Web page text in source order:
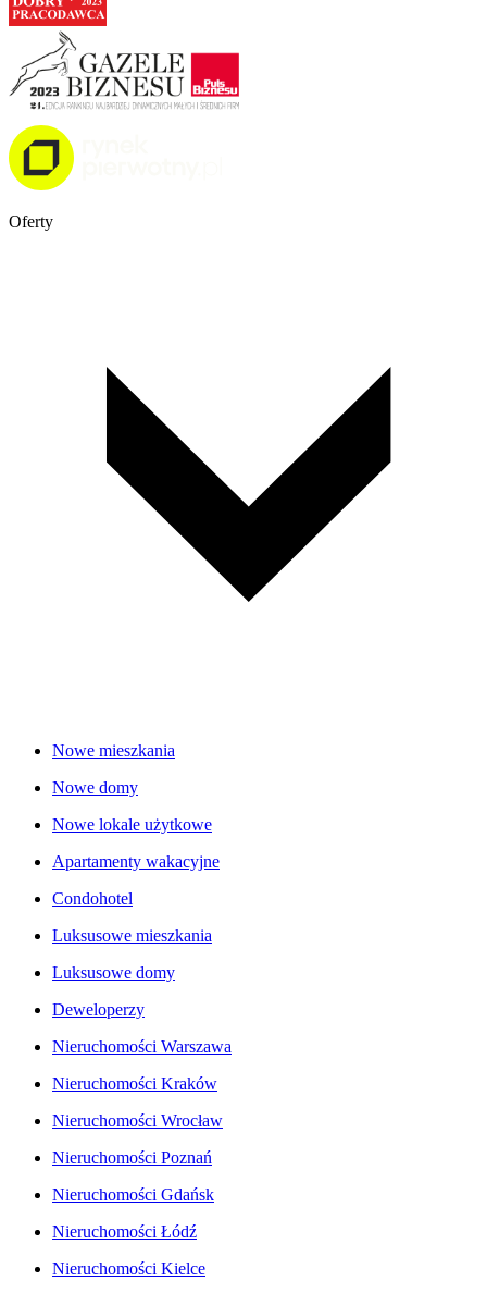
Oferty
Nowe mieszkania
Nowe domy
Nowe lokale użytkowe
Apartamenty wakacyjne
Condohotel
Luksusowe mieszkania
Luksusowe domy
Deweloperzy
Nieruchomości Warszawa
Nieruchomości Kraków
Nieruchomości Wrocław
Nieruchomości Poznań
Nieruchomości Gdańsk
Nieruchomości Łódź
Nieruchomości Kielce